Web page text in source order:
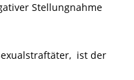
Stellungnahme
ist der